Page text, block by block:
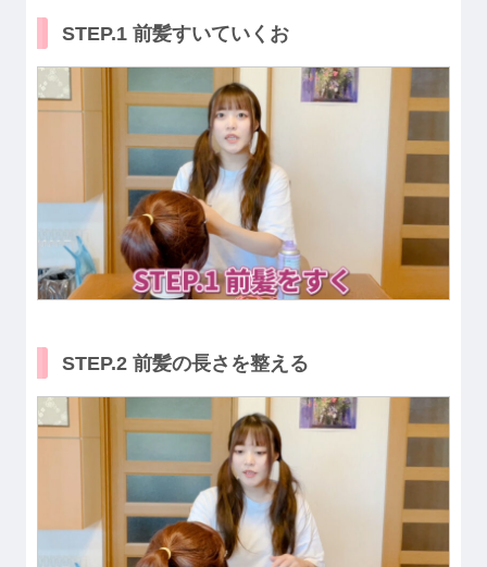
STEP.1 前髪すいていくお
STEP.2 前髪の長さを整える